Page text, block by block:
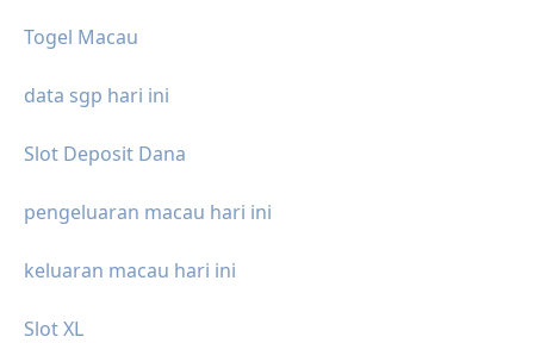
Togel Macau
data sgp hari ini
Slot Deposit Dana
pengeluaran macau hari ini
keluaran macau hari ini
Slot XL